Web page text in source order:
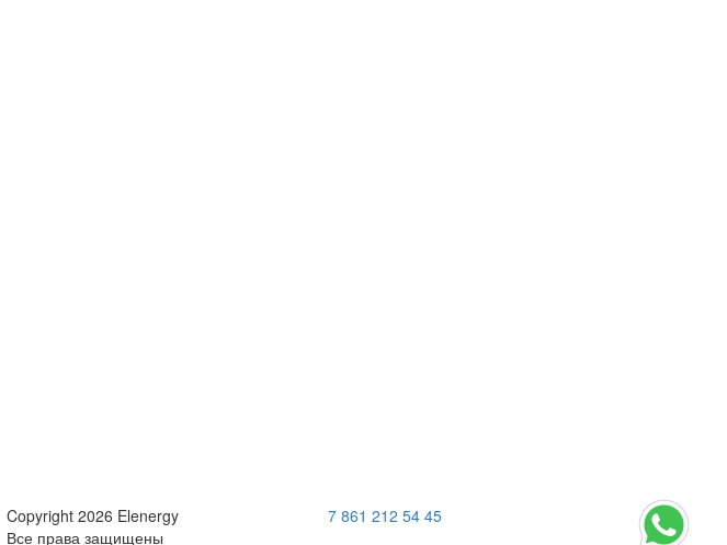
Copyright 2026 Elenergy
Все права защищены
7 861 212 54 45